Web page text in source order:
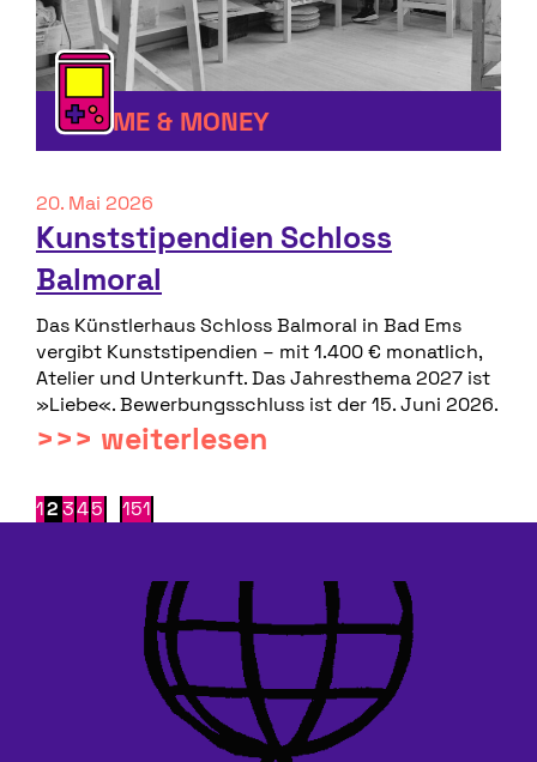
FAME & MONEY
20. Mai 2026
Kunststipendien Schloss
Balmoral
Das Künstlerhaus Schloss Balmoral in Bad Ems
vergibt Kunststipendien – mit 1.400 € monatlich,
Atelier und Unterkunft. Das Jahresthema 2027 ist
»Liebe«. Bewerbungsschluss ist der 15. Juni 2026.
>>> weiterlesen
12345 151